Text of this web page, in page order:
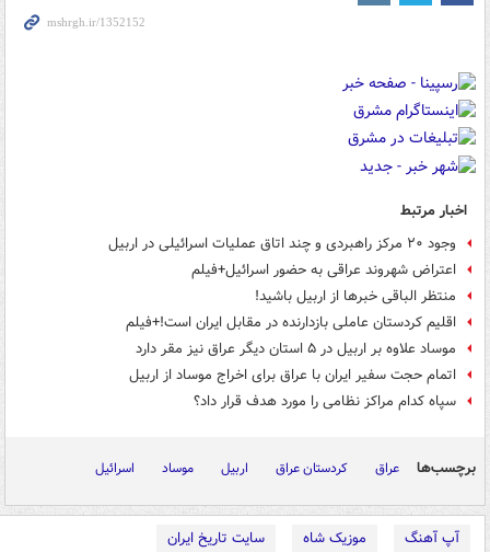
اخبار مرتبط
وجود ۲۰ مرکز راهبردی و چند اتاق عملیات اسرائیلی در اربیل
اعتراض شهروند عراقی به حضور اسرائیل+فیلم
منتظر الباقی خبرها از اربیل باشید!
اقلیم کردستان عاملی بازدارنده در مقابل ایران است!+فیلم
موساد علاوه بر اربیل در ۵ استان دیگر عراق نیز مقر دارد
اتمام حجت سفیر ایران با عراق برای اخراج موساد از اربیل
سپاه کدام مراکز نظامی را مورد هدف قرار داد؟
برچسب‌ها عراق کردستان عراق اربیل موساد اسرائیل
آپ آهنگ موزیک شاه
سایت تاریخ ایران